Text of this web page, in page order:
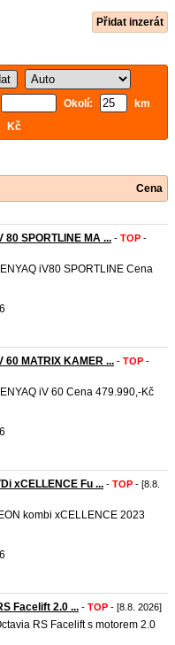
Přidat inzerát
Okolí:
km
Kč
Cena
80 SPORTLINE MA ... - TOP -
iV80 SPORTLINE Cena
60 MATRIX KAMER ... - TOP -
iV 60 Cena 479.990,-Kč
xCELLENCE Fu ... - TOP - [8.8.
kombi xCELLENCE 2023
Facelift 2.0 ... - TOP - [8.8. 2026]
RS Facelift s motorem 2.0